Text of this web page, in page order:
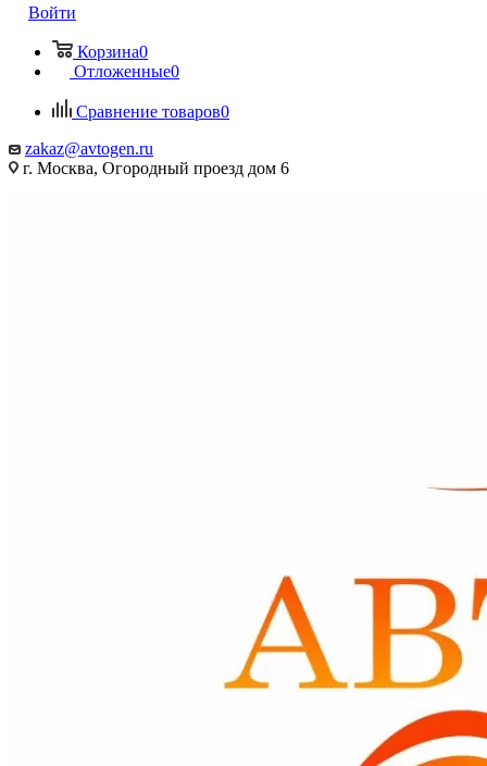
Войти
Корзина0
Отложенные0
Сравнение товаров0
zakaz@avtogen.ru
г. Москва, Огородный проезд дом 6